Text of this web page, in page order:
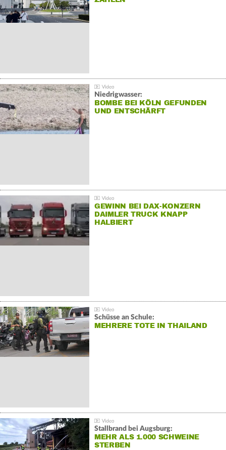
Niedrigwasser:
BOMBE BEI KÖLN GEFUNDEN
UND ENTSCHÄRFT
GEWINN BEI DAX-KONZERN
DAIMLER TRUCK KNAPP
HALBIERT
Schüsse an Schule:
MEHRERE TOTE IN THAILAND
Stallbrand bei Augsburg:
MEHR ALS 1.000 SCHWEINE
STERBEN